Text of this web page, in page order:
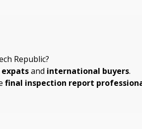
Republic?
expatsand international buyers.
final inspection report